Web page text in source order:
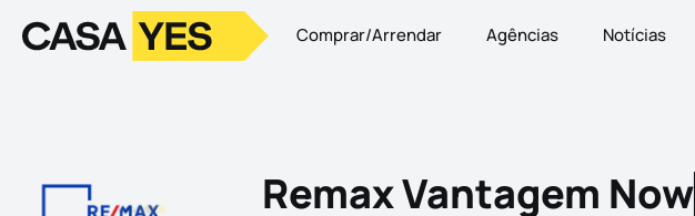
LogoIr para a homepage Comprar/Arrendar Agências Notícias
Remax Vantagem Now